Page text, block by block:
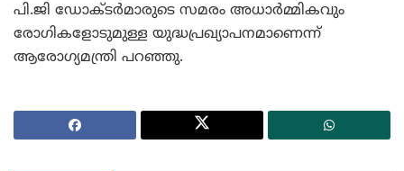
പി.ജി ഡോക്ടര്‍മാരുടെ സമരം അധാര്‍മ്മികവും
രോഗികളോടുമുള്ള യുദ്ധപ്രഖ്യാപനമാണെന്ന്‌
ആരോഗ്യമന്ത്രി പറഞ്ഞു.